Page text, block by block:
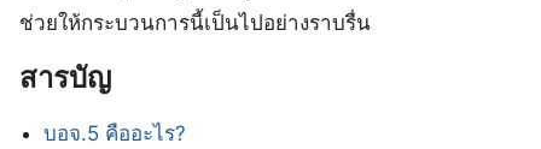
ช่วยให้กระบวนการนี้เป็นไปอย่างราบรื่น
สารบัญ
บอจ.5 คืออะไร?